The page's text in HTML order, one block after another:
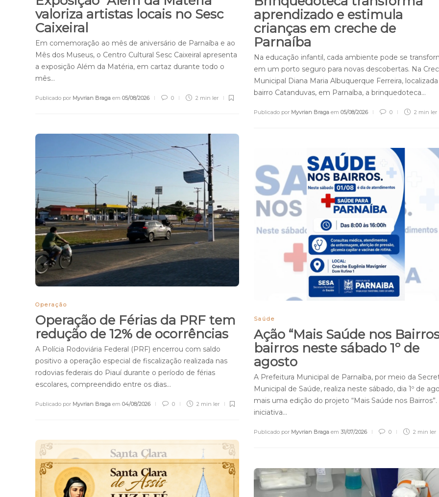
valoriza artistas locais no Sesc
Caixeiral
Em comemoração ao mês de aniversário de Parnaíba e ao
Mês dos Museus, o Centro Cultural Sesc Caixeiral apresenta
a exposição Além da Matéria, em cartaz durante todo o
mês…
Publicado por Myvrian Braga em 05/08/2026 0 2 min ler
aprendizado e estimula
crianças em creche de
Parnaíba
Na educação infantil, cada ambiente pode se
em um porto seguro para novas descobertas. Na
Municipal Diana Maria Albuquerque Ferreira,
bairro Catanduvas, em Parnaíba, a brinquedoteca…
Publicado por Myvrian Braga em 05/08/2026 0 2 min ler
Operação
Operação de Férias da PRF tem
redução de 12% de ocorrências
A Polícia Rodoviária Federal (PRF) encerrou com saldo
positivo a operação especial de fiscalização realizada nas
rodovias federais do Piauí durante o período de férias
escolares, compreendido entre os dias…
Publicado por Myvrian Braga em 04/08/2026 0 2 min ler
Saúde
Ação “Mais Saúde nos
bairros neste sábado 1º de
agosto
A Prefeitura Municipal de Parnaíba, por meio da
Municipal de Saúde, realiza neste sábado, dia 1º de
mais uma edição do projeto “Mais Saúde nos Bairros”.
iniciativa…
Publicado por Myvrian Braga em 31/07/2026 0 2 min ler